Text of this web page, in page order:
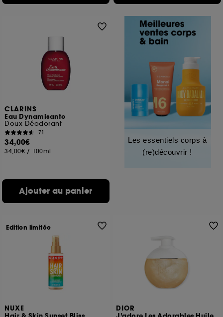
CLARINS
Eau Dynamisante
Doux Déodorant
71
34,00€
34,00€ / 100ml
Ajouter au panier
Les essentiels corps à
(re)découvrir !
NUXE
Edition limitée
DIOR